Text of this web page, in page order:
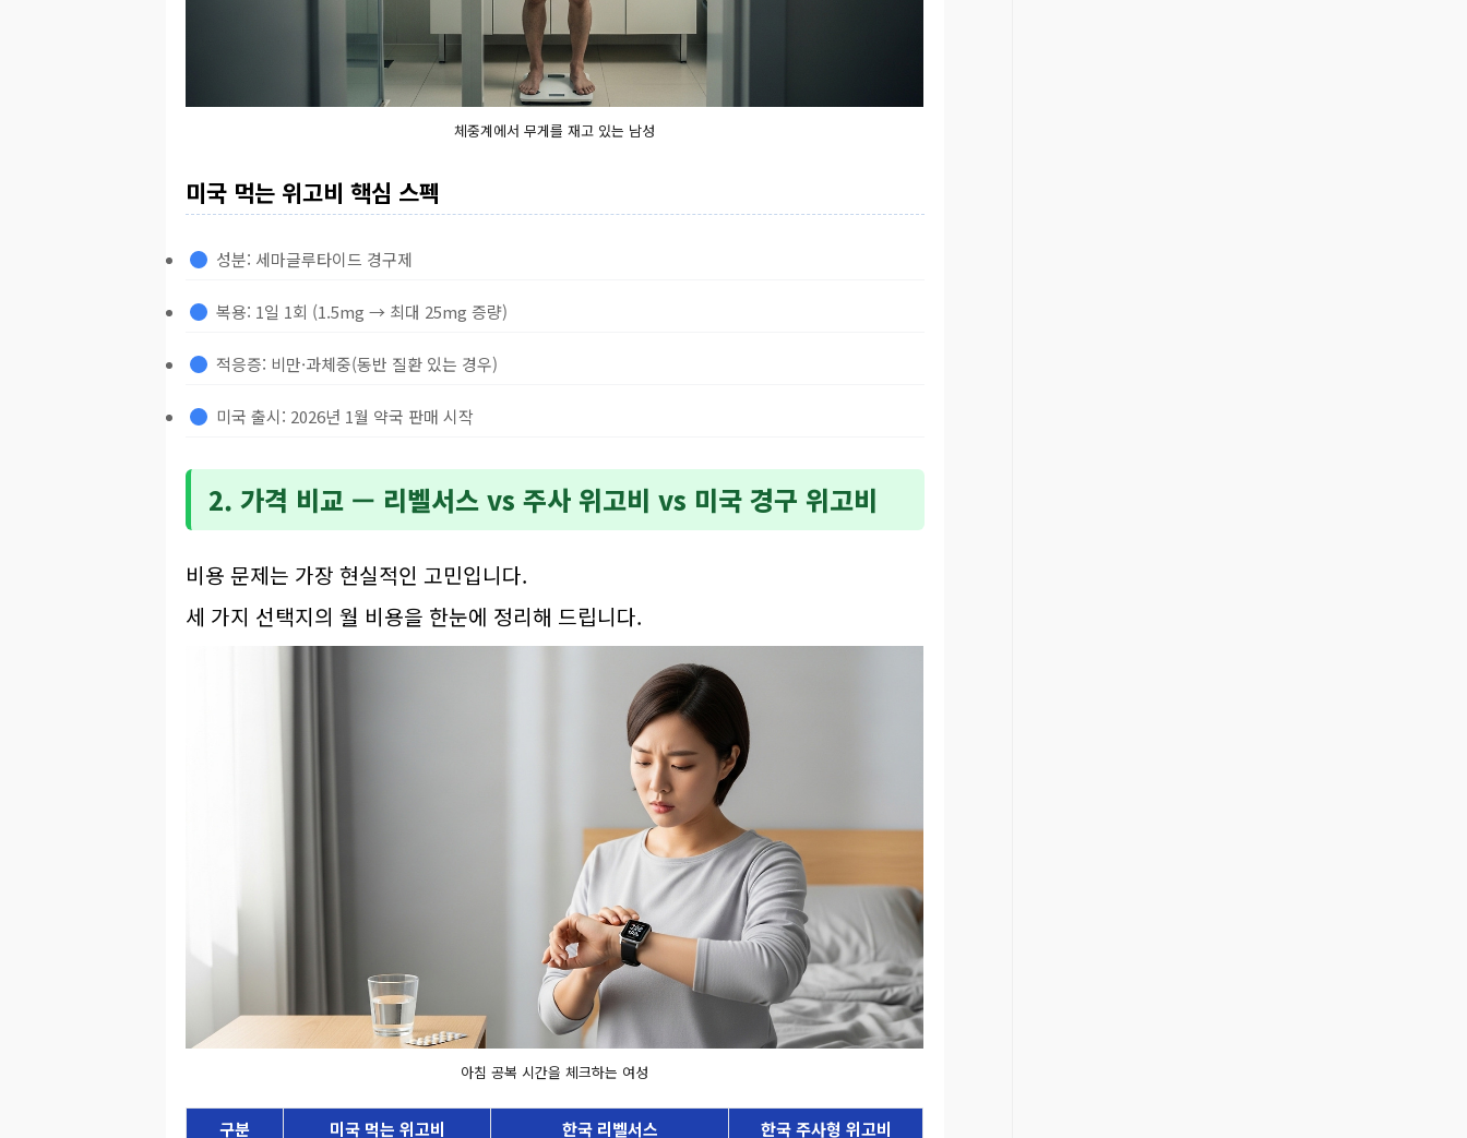
체중계에서 무게를 재고 있는 남성
미국 먹는 위고비 핵심 스펙
성분: 세마글루타이드 경구제
복용: 1일 1회 (1.5mg → 최대 25mg 증량)
적응증: 비만·과체중(동반 질환 있는 경우)
미국 출시: 2026년 1월 약국 판매 시작
2. 가격 비교 — 리벨서스 vs 주사 위고비 vs 미국 경구 위고비
비용 문제는 가장 현실적인 고민입니다.
세 가지 선택지의 월 비용을 한눈에 정리해 드립니다.
아침 공복 시간을 체크하는 여성
구분 미국 먹는 위고비 한국 리벨서스 한국 주사형 위고비